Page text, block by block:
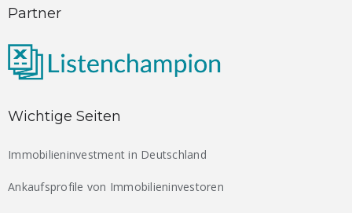
Partner
Wichtige Seiten
Immobilieninvestment in Deutschland
Ankaufsprofile von Immobilieninvestoren